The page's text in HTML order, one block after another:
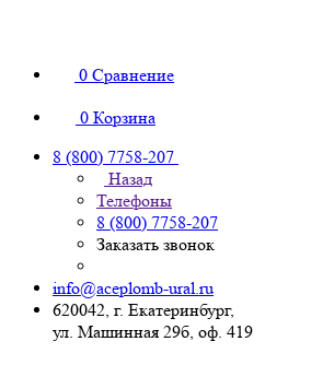
0 Сравнение
0 Корзина
8 (800) 7758-207
Назад
Телефоны
8 (800) 7758-207
Заказать звонок
info@aceplomb-ural.ru
620042, г. Екатеринбург,
ул. Машинная 29б, оф. 419